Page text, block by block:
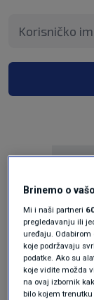
Brinemo o
Mi i naši partneri
pregledavanju ili
uređaju. Odabirom
koje podržavaju
podatke. Ako su
koje vidite možda
na ovaj izbornik
bilo kojem